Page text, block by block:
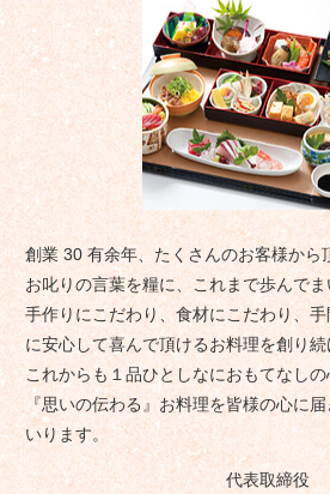
創業 30 有余年、たくさんのお客様から
お叱りの言葉を糧に、これまで歩んで
手作りにこだわり、食材にこだわり、
に安心して喜んで頂けるお料理を創り続
これからも１品ひとしなにおもてなし
『思いの伝わる』お料理を皆様の心に
いります。
代表取締役